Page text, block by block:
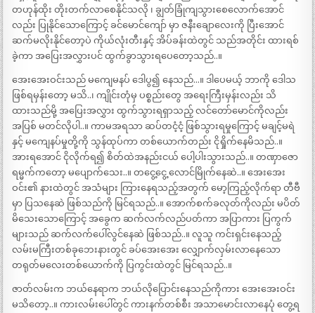
တဟုန်ထိုး တိုးတက်လာစေနိုင်သလို ၊ ချွတ်ခြုံကျသွားစေလောက်အောင်
လည်း ပြုနိုင်သောကြောင့် ခင်မောင်ကျော် မှာ ဇနီးချောလေးကို ပြီးအောင်
ဆက်မလိုးနိုင်တော့ပဲ ကိုယ်လုံးတီးနှင့် အိပ်ခန်းထဲတွင် သည်အတိုင်း ထားရစ်
ခဲ့ကာ အပြေးအလွှားပင် ထွက်ခွာသွားရပေတော့သည်..။
အေးအေးဝင်းသည် မကျေမနပ် ဒေါပွ၍ နေသည်…။ ဒါပေမယ့် ဘာကို ဒေါသ
ဖြစ်ရမှန်းတော့ မသိ..၊ ကျိုင်းတုံမှ ပစ္စည်းတွေ အရေးကြီးမှန်းလည်း သိ
ထားသည်မို့ အပြေးအလွှား ထွက်သွားရရှာသည့် လင်တော်မောင်ကိုလည်း
အပြစ် မတင်လိုပါ..။ ကာမအရသာ ဆပ်တငံ့ငံ့ ဖြစ်သွားရမှုကြောင့် မချင့်မရဲ
နှင့် မကျေနပ်မှုတို့ကို သွန်ထုပ်ကာ တစ်ယောက်တည်း ငိုရှိုက်နေမိသည်..။
အားရအောင် ငိုလိုက်ရ၍ စိတ်ထဲအနည်းငယ် ပေါ့ပါးသွားသည်..။ တဏှာဇော
ရမ္မက်ကတော့ မပျောက်သေး..။ တငွေ့ငွေ့ လောင်မြိုက်နေဆဲ..။ အေးအေး
ဝင်း၏ နားထဲတွင် အသံများ ကြားနေရသည့်အတွက် မော့ကြည့်လိုက်ရာ တီဗီ
မှာ ပြသနေဆဲ ဖြစ်သည်ကို မြင်ရသည်..။ အောက်စက်ခလုတ်ကိုလည်း မပိတ်
မိသေးသောကြောင့် အခွေက ဆက်လက်လည်ပတ်ကာ အပြာကား ပြကွက်
များသည် ဆက်လက်ပေါ်လွင်နေဆဲ ဖြစ်သည်..။ လူသူ ကင်းရှင်းနေသည့်
လမ်းမကြီးတစ်ခုဘေးနားတွင် ခပ်အေးအေး လျှောက်လှမ်းလာနေသော
တရုတ်မလေးတစ်ယောက်ကို ပြကွင်းထဲတွင် မြင်ရသည်..။
ဇာတ်လမ်းက ဘယ်နေရာက ဘယ်လိုပြောင်းနေသည်ကိုကား အေးအေးဝင်း
မသိတော့..။ ကားလမ်းပေါ်တွင် ကားနက်တစ်စီး အသာမောင်းလာနေပုံ တွေ့ရ